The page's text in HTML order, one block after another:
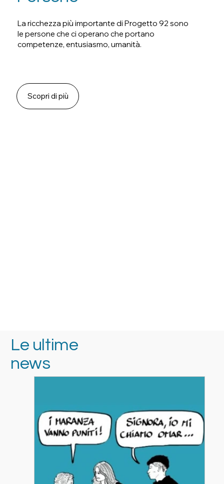
La ricchezza più importante di Progetto 92 sono
le persone che ci operano che portano
competenze, entusiasmo, umanità.
Scopri di più
Le ultime
news